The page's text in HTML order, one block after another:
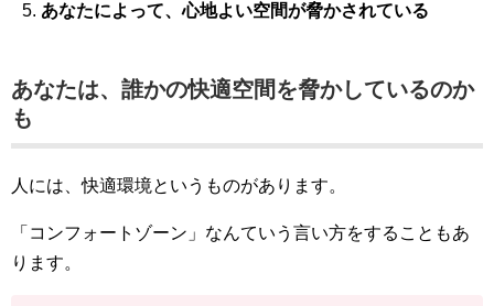
あなたによって、心地よい空間が脅かされている
あなたは、誰かの快適空間を脅かしているのか
も
人には、快適環境というものがあります。
「コンフォートゾーン」なんていう言い方をすることもあ
ります。